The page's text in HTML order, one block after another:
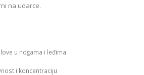
na udarce.
u nogama i leđima
i koncentraciju